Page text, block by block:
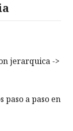
jerarquica ->
paso a paso en